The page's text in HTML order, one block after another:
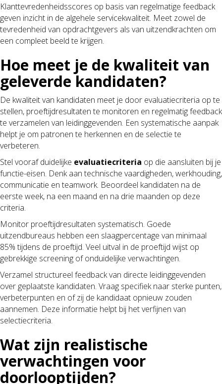
Klanttevredenheidsscores op basis van regelmatige feedback
geven inzicht in de algehele servicekwaliteit. Meet zowel de
tevredenheid van opdrachtgevers als van uitzendkrachten om
een compleet beeld te krijgen.
Hoe meet je de kwaliteit van
geleverde kandidaten?
De kwaliteit van kandidaten meet je door evaluatiecriteria op te
stellen, proeftijdresultaten te monitoren en regelmatig feedback
te verzamelen van leidinggevenden. Een systematische aanpak
helpt je om patronen te herkennen en de selectie te
verbeteren.
Stel vooraf duidelijke evaluatiecriteria op die aansluiten bij je
functie-eisen. Denk aan technische vaardigheden, werkhouding,
communicatie en teamwork. Beoordeel kandidaten na de
eerste week, na een maand en na drie maanden op deze
criteria.
Monitor proeftijdresultaten systematisch. Goede
uitzendbureaus hebben een slaagpercentage van minimaal
85% tijdens de proeftijd. Veel uitval in de proeftijd wijst op
gebrekkige screening of onduidelijke verwachtingen.
Verzamel structureel feedback van directe leidinggevenden
over geplaatste kandidaten. Vraag specifiek naar sterke punten,
verbeterpunten en of zij de kandidaat opnieuw zouden
aannemen. Deze informatie helpt bij het verfijnen van
selectiecriteria.
Wat zijn realistische
verwachtingen voor
doorlooptijden?